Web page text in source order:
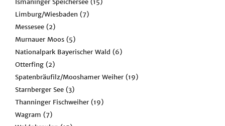
Limburg/Wiesbaden (7)
Messesee (2)
Murnauer Moos (5)
Nationalpark Bayerischer Wald (6)
Otterfing (2)
Spatenbräufilz/Mooshamer Weiher (19)
Starnberger See (3)
Thanninger Fischweiher (19)
Wagram (7)